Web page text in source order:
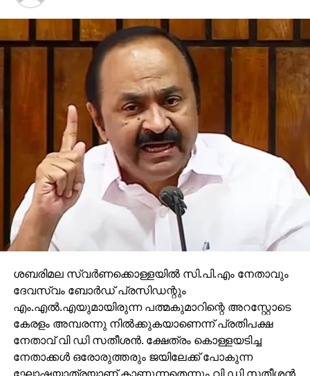
ശബരിമല സ്വര്‍ണക്കൊള്ളയില്‍ സി.പി.എം നേതാവും
ദേവസ്വം ബോര്‍ഡ് പ്രസിഡന്റും
എം.എല്‍.എയുമായിരുന്ന പത്മകുമാറിന്റെ അറസ്റ്റോടെ
കേരളം അമ്പരന്നു നില്‍ക്കുകയാണെന്ന് പ്രതിപക്ഷ
നേതാവ് വി ഡി സതീശന്‍. ക്ഷേത്രം കൊള്ളയടിച്ച
നേതാക്കള്‍ ഒരോരുത്തരും ജയിലേക്ക് പോകുന്ന